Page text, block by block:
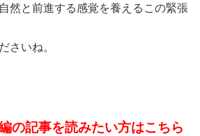
然と前進する感覚を養えるこの緊張
さいね。
の記事を読みたい方はこちら